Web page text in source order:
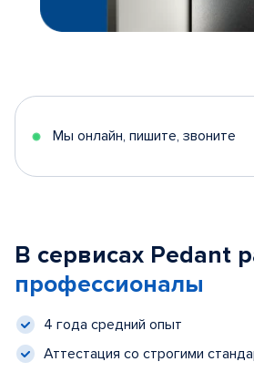
Мы онлайн, пишите, звоните
В сервисах Pedant
профессионалы
4 года средний опыт
Аттестация со строгими